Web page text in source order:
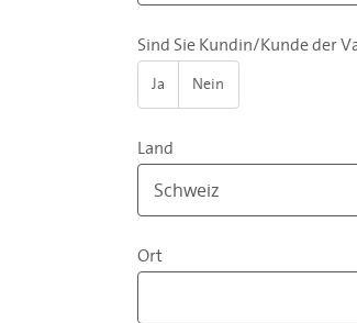
Sind Sie Kundin/Kunde der
Ja Nein
Land
Ort